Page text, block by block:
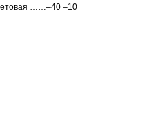
……–40 –10